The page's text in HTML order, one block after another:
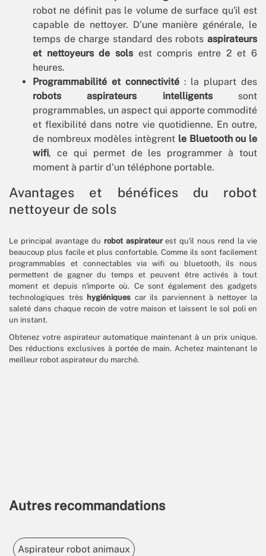
robot ne définit pas le volume de surface qu'il est
capable de nettoyer. D'une manière générale, le
temps de charge standard des robots aspirateurs
et nettoyeurs de sols est compris entre 2 et 6
heures.
Programmabilité et connectivité: la plupart des
robots aspirateurs intelligentssont
programmables, un aspect qui apporte commodité
et flexibilité dans notre vie quotidienne. En outre,
de nombreux modèles intègrent le Bluetooth ou le
wifi, ce qui permet de les programmer à tout
moment à partir d'un téléphone portable.
Avantages et bénéfices du robot
nettoyeur de sols
Le principal avantage du robot aspirateurest qu'il nous rend la vie
beaucoup plus facile et plus confortable. Comme ils sont facilement
programmables et connectables via wifi ou bluetooth, ils nous
permettent de gagner du temps et peuvent être activés à tout
moment et depuis n'importe où. Ce sont également des gadgets
technologiques très hygiéniques car ils parviennent à nettoyer la
saleté dans chaque recoin de votre maison et laissent le sol poli en
un instant.
Obtenez votre aspirateur automatique maintenant à un prix unique.
Des réductions exclusives à portée de main. Achetez maintenant le
meilleur robot aspirateur du marché.
Autres recommandations
Aspirateur robot animaux